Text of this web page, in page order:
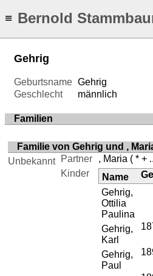
≡ Bernold
Gehrig
Geburtsname Gehrig
Geschlecht
männlich
Familien
Familie von Gehrig und ,
Unbekannt
Partner , Maria ( * +
Kinder
Name
Gehrig,
Ottilia
Paulina
Gehrig,
Karl
Gehrig,
Paul